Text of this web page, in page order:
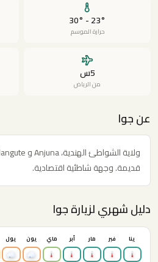
23° - 30°
حرارة الموسم
5س
من الرياض
عن جوا
قديمة. وجهة شاطئية اقتصادية.
دليل شهري لزيارة جوا
ينا فبر مار أبر ماي يون يول